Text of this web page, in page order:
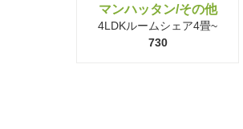
マンハッタン/その他
4LDKルームシェア4畳~
730